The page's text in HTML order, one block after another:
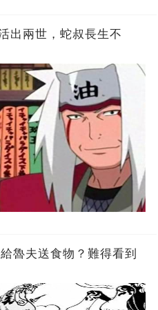
出兩世，蛇叔長生不
魯夫送食物？難得看到